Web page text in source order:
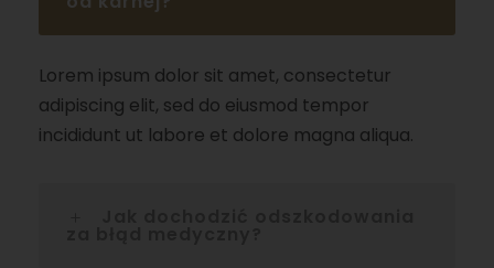
Lorem ipsum dolor sit amet, consectetur
adipiscing elit, sed do eiusmod tempor
incididunt ut labore et dolore magna aliqua.